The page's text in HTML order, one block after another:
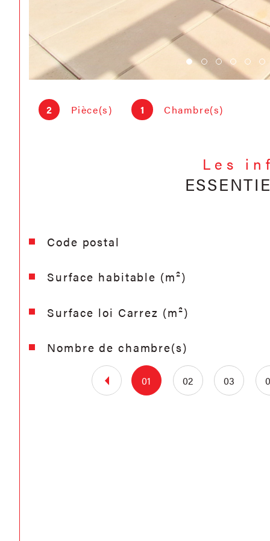
2 Pièce(s) 1 Chambre(s)
Les
Caractéristiques Valeurs
Code postal
Surface habitable (m²)
Surface loi Carrez (m²)
Nombre de chambre(s)
01 02 03